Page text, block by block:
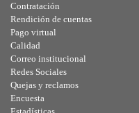
Contratación
Rendición de cuentas
Pago virtual
Calidad
Correo institucional
Redes Sociales
Quejas y reclamos
Encuesta